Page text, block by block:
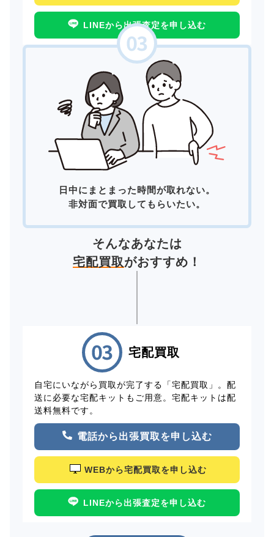
LINEから出張査定を申し込む
日中にまとまった時間が取れない。
非対面で買取してもらいたい。
そんなあなたは
宅配買取がおすすめ！
宅配買取
自宅にいながら買取が完了する「宅配買取」。配
送に必要な宅配キットもご用意。宅配キットは配
送料無料です。
電話から出張買取を申し込む
WEBから宅配買取を申し込む
LINEから出張査定を申し込む